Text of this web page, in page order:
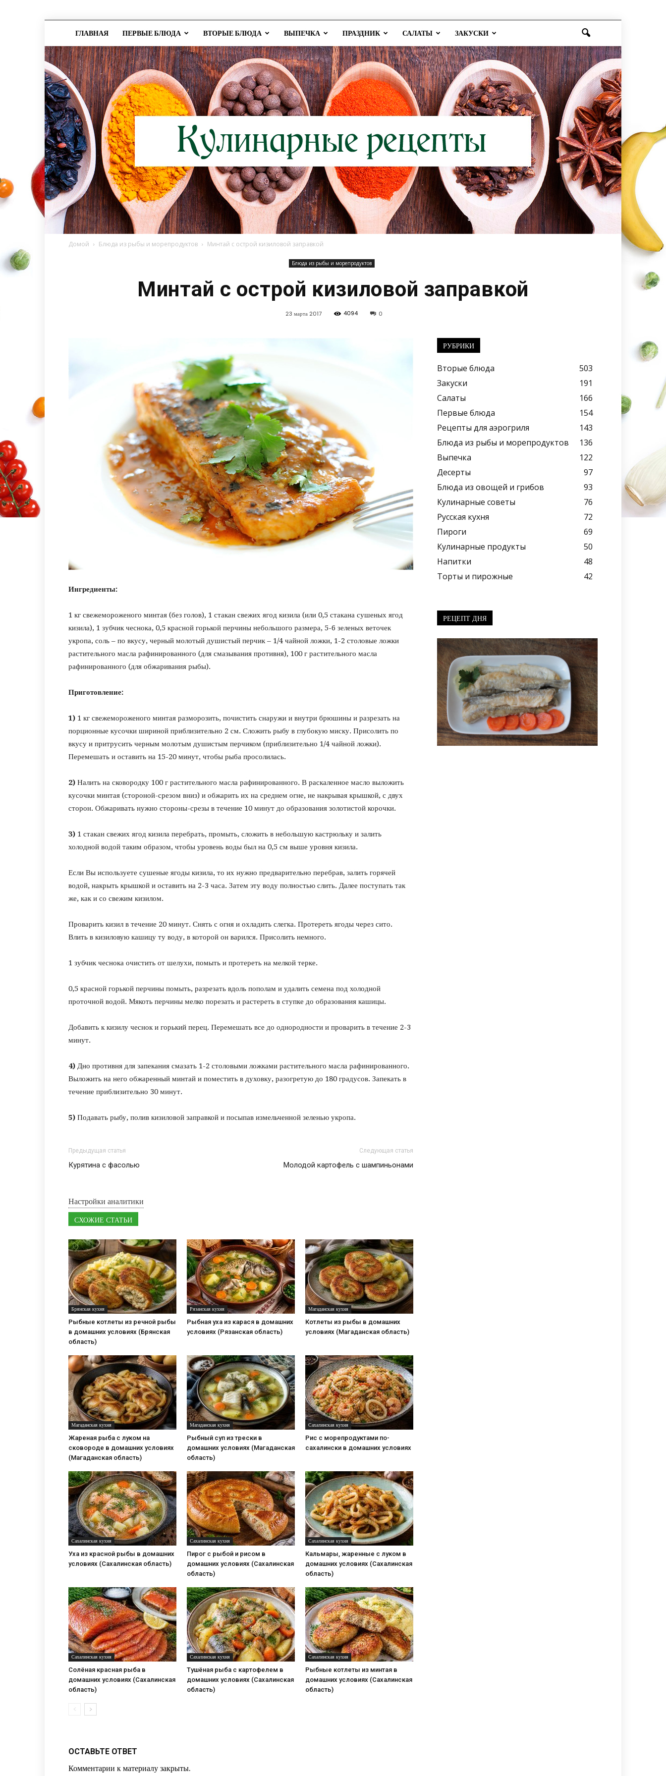
ГЛАВНАЯ ПЕРВЫЕ БЛЮДА ВТОРЫЕ БЛЮДА ВЫПЕЧКА ПРАЗДНИК САЛАТЫ ЗАКУСКИ
вкусные
блюда
Домой Блюда из рыбы и морепродуктов Минтай с острой кизиловой заправкой
Блюда из рыбы и морепродуктов
Минтай с острой кизиловой заправкой
23 марта 2017 4094 0
Ингредиенты:
1 кг свежемороженого минтая (без голов), 1 стакан свежих ягод кизила (или 0,5 стакана сушеных ягод
кизила), 1 зубчик чеснока, 0,5 красной горькой перчины небольшого размера, 5-6 зеленых веточек
укропа, соль – по вкусу, черный молотый душистый перчик – 1/4 чайной ложки, 1-2 столовые ложки
растительного масла рафинированного (для смазывания противня), 100 г растительного масла
рафинированного (для обжаривания рыбы).
Приготовление:
1) 1 кг свежемороженого минтая разморозить, почистить снаружи и внутри брюшины и разрезать на
порционные кусочки шириной приблизительно 2 см. Сложить рыбу в глубокую миску. Присолить по
вкусу и притрусить черным молотым душистым перчиком (приблизительно 1/4 чайной ложки).
Перемешать и оставить на 15-20 минут, чтобы рыба просолилась.
2) Налить на сковородку 100 г растительного масла рафинированного. В раскаленное масло выложить
кусочки минтая (стороной-срезом вниз) и обжарить их на среднем огне, не накрывая крышкой, с двух
сторон. Обжаривать нужно стороны-срезы в течение 10 минут до образования золотистой корочки.
3) 1 стакан свежих ягод кизила перебрать, промыть, сложить в небольшую кастрюльку и залить
холодной водой таким образом, чтобы уровень воды был на 0,5 см выше уровня кизила.
Если Вы используете сушеные ягоды кизила, то их нужно предварительно перебрав, залить горячей
водой, накрыть крышкой и оставить на 2-3 часа. Затем эту воду полностью слить. Далее поступать так
же, как и со свежим кизилом.
Проварить кизил в течение 20 минут. Снять с огня и охладить слегка. Протереть ягоды через сито.
Влить в кизиловую кашицу ту воду, в которой он варился. Присолить немного.
1 зубчик чеснока очистить от шелухи, помыть и протереть на мелкой терке.
0,5 красной горькой перчины помыть, разрезать вдоль пополам и удалить семена под холодной
проточной водой. Мякоть перчины мелко порезать и растереть в ступке до образования кашицы.
Добавить к кизилу чеснок и горький перец. Перемешать все до однородности и проварить в течение 2-3
минут.
4) Дно противня для запекания смазать 1-2 столовыми ложками растительного масла рафинированного.
Выложить на него обжаренный минтай и поместить в духовку, разогретую до 180 градусов. Запекать в
течение приблизительно 30 минут.
5) Подавать рыбу, полив кизиловой заправкой и посыпав измельченной зеленью укропа.
Предыдущая статья
Курятина с фасолью
Следующая статья
Молодой картофель с шампиньонами
Настройки аналитики
СХОЖИЕ СТАТЬИ
Брянская кухня
Рыбные котлеты из речной рыбы
в домашних условиях (Брянская
область)
Рязанская кухня
Рыбная уха из карася в домашних
условиях (Рязанская область)
Магаданская кухня
Котлеты из рыбы в домашних
условиях (Магаданская область)
Магаданская кухня
Жареная рыба с луком на
сковороде в домашних условиях
(Магаданская область)
Магаданская кухня
Рыбный суп из трески в
домашних условиях (Магаданская
область)
Сахалинская кухня
Рис с морепродуктами по-
сахалински в домашних условиях
Сахалинская кухня
Уха из красной рыбы в домашних
условиях (Сахалинская область)
Сахалинская кухня
Пирог с рыбой и рисом в
домашних условиях (Сахалинская
область)
Сахалинская кухня
Кальмары, жаренные с луком в
домашних условиях (Сахалинская
область)
Сахалинская кухня
Солёная красная рыба в
домашних условиях (Сахалинская
область)
Сахалинская кухня
Тушёная рыба с картофелем в
домашних условиях (Сахалинская
область)
Сахалинская кухня
Рыбные котлеты из минтая в
домашних условиях (Сахалинская
область)
ОСТАВЬТЕ ОТВЕТ
Комментарии к материалу закрыты.
РУБРИКИ
Вторые блюда
503
Закуски
191
Салаты
166
Первые блюда
154
Рецепты для аэрогриля
143
Блюда из рыбы и морепродуктов
136
Выпечка
122
Десерты
97
Блюда из овощей и грибов
93
Кулинарные советы
76
Русская кухня
72
Пироги
69
Кулинарные продукты
50
Напитки
48
Торты и пирожные
42
РЕЦЕПТ ДНЯ